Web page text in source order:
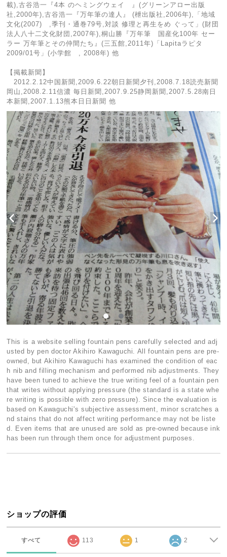
載),古谷浩一『4本 のヘミングウェイ 』(グリーンアロー出版
社,2000年),古谷浩一『万年筆の達人』 (枻出版社,2006年),「地域
文化(2007) ,季刊・通巻79号,対談 修理と再生をめ ぐって」(財団
法人八十二文化財団,2007年),桐山勝『万年筆 国産化100年 セー
ラー 万年筆とその仲間たち』(三五館,2011年)「Lapitaラピタ
2009/01号」(小学館 , 2008年) 他
【掲載新聞】
2012.2.12中国新聞,2009.6.22朝日新聞夕刊,2008.7.18読売新聞
岡山,2008.2.11信濃 毎日新聞,2007.9.25静岡新聞,2007.5.28南日
本新聞,2007.1.13熊本日日新聞 他
This is a website selling fountain pens carefully selected and adj
usted by pen doctor Akihiro Kawaguchi. All fountain pens are pre-
owned, but Akihiro Kawaguchi has examined the condition of eac
h nib and filling mechanism and performed nib adjustments. They
have been tuned to achieve the true writing feel of a fountain pen
that writes without applying pressure (the standard is a state whe
re writing is possible with zero pressure). Since the evaluation is
based on Kawaguchi's subjective assessment, minor scratches a
nd stains that do not affect writing performance may not be liste
d. Even items that are unused are sold as pre-owned because ink
has been run through them once for adjustment purposes.
ショップの評価
すべて 113 1 2